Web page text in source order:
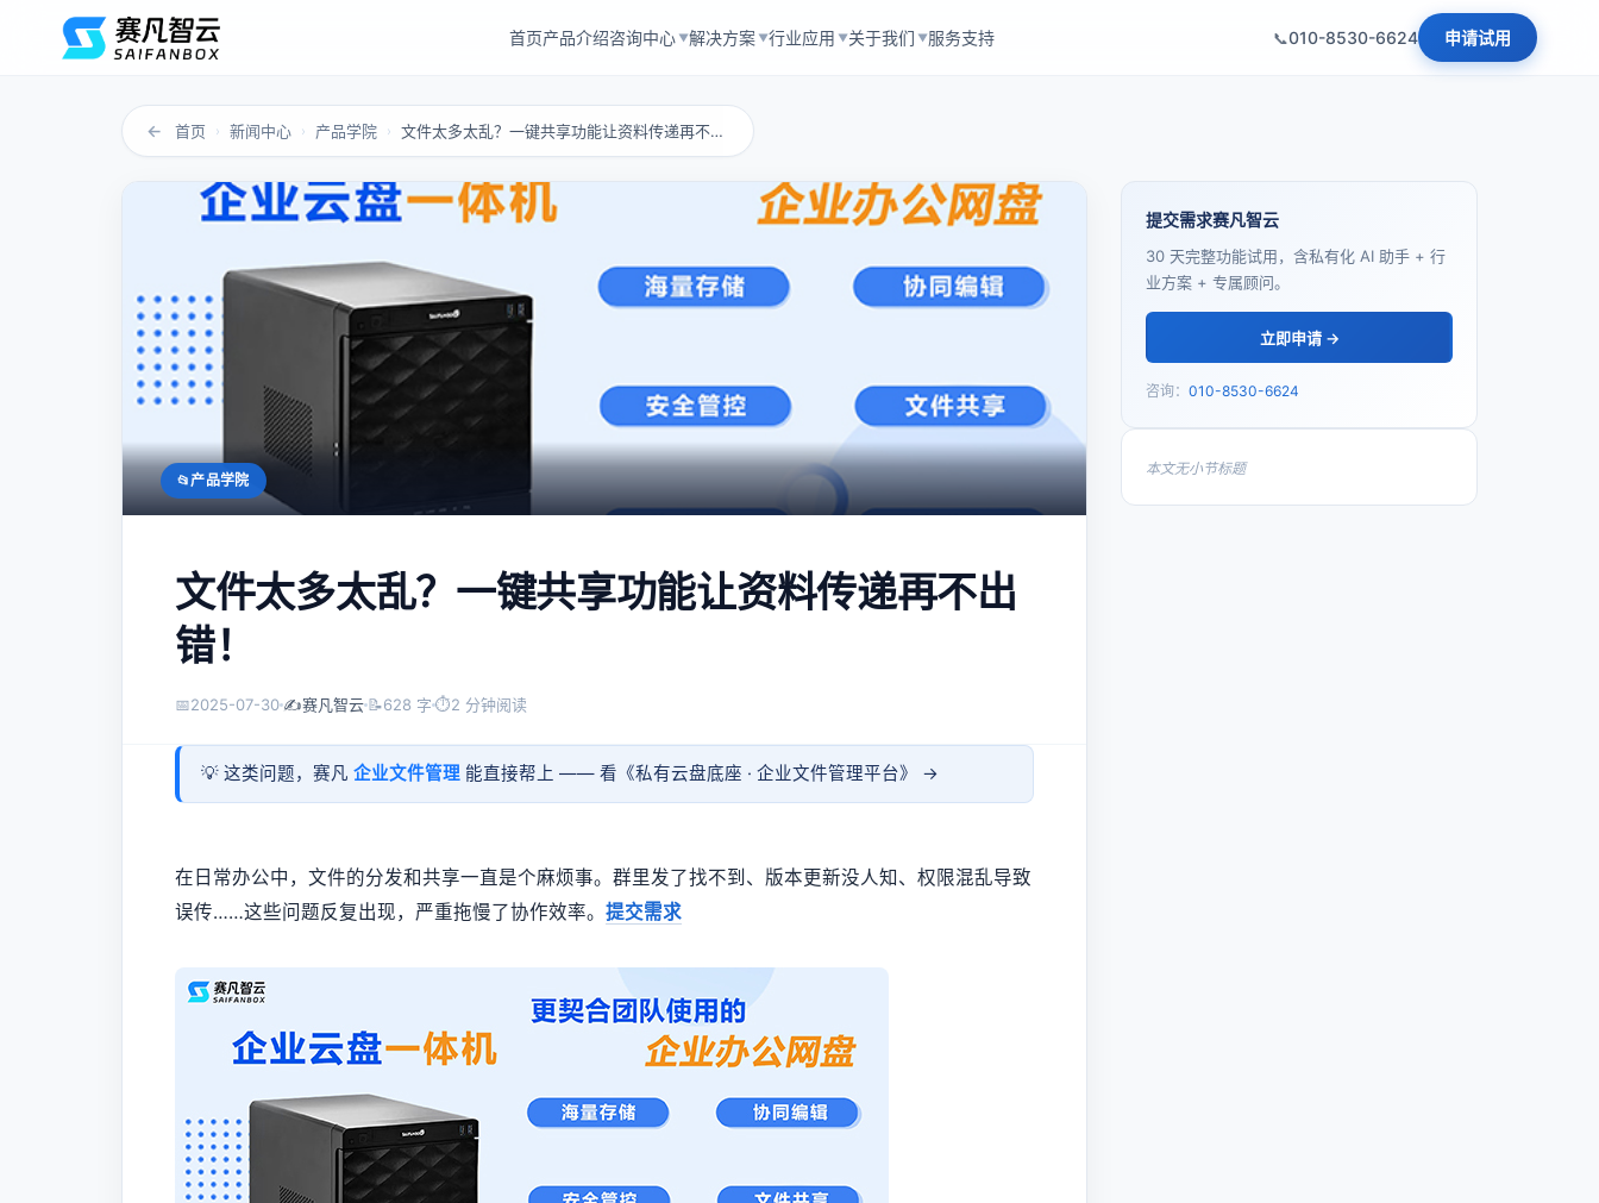
首页产品介绍咨询中心 ▼解决方案 ▼行业应用 ▼关于我们 ▼服务支持 010-8530-6624 申请试用
← 首页 › 新闻中心 › 产品学院 › 文件太多太乱？一键共享功能让资料传递再不出错...
产品学院
文件太多太乱？一键共享功能让资料传递再不出
错！
📅2025-07-30 ✍️赛凡智云 📝628 字 ⏱2 分钟阅读
💡 这类问题，赛凡 企业文件管理 能直接帮上 —— 看《私有云盘底座 · 企业文件管理平台》 →
在日常办公中，文件的分发和共享一直是个麻烦事。群里发了找不到、版本更新没人知、权限混乱导致
误传……这些问题反复出现，严重拖慢了协作效率。 提交需求
提交需求赛凡智云
30 天完整功能试用，含私有化 AI 助手 + 行
业方案 + 专属顾问。
立即申请 →
咨询： 010-8530-6624
本文无小节标题